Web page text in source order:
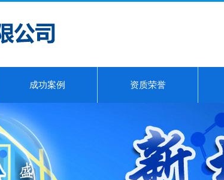
成功案例 资质荣誉